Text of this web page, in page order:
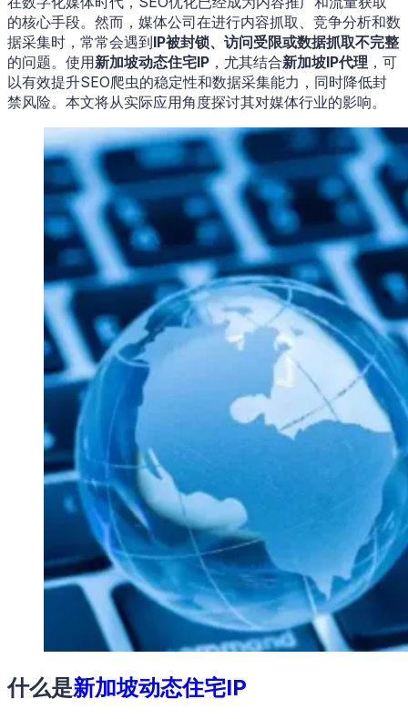
的核心手段。然而，媒体公司在进行内容抓取、竞争分析和数
据采集时，常常会遇到IP被封锁、访问受限或数据抓取不完整
的问题。使用新加坡动态住宅IP ，尤其结合新加坡IP代理 ，可
以有效提升SEO爬虫的稳定性和数据采集能力，同时降低封
禁风险。本文将从实际应用角度探讨其对媒体行业的影响。
什么是新加坡动态住宅IP